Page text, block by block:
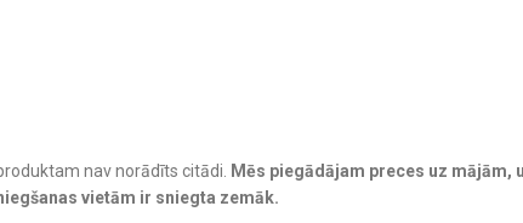
nav norādīts citādi.
Mēs piegādājam preces uz mājām,
vietām ir sniegta zemāk.